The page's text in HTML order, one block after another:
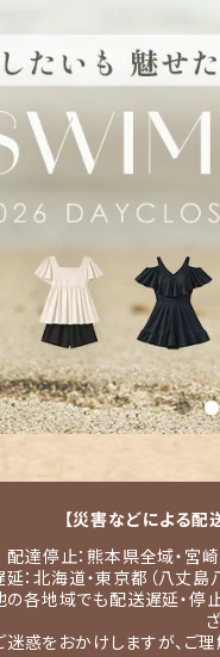
【災害などによる配
配達停止：熊本県全域・宮
：北海道・東京都（八丈島
の各地域でも配送遅延・
迷惑をおかけしますが、ご